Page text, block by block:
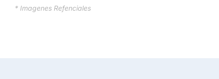
* Imagenes Refenciales